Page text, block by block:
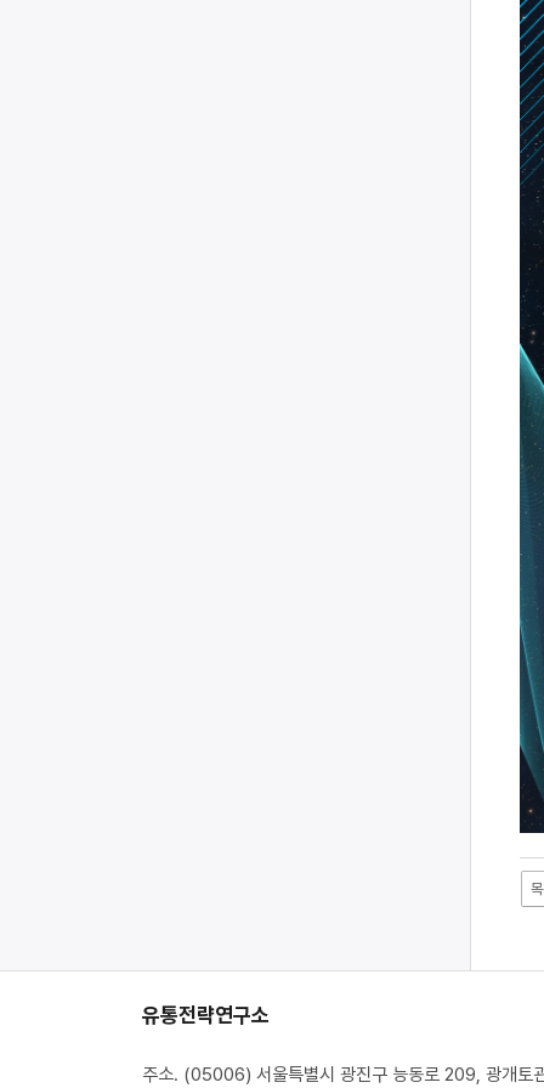
유통전략연구소
주소. (05006) 서울특별시 광진구 능동로 209, 광개토